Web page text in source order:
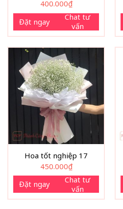
400.000₫
Đặt ngay
Chat tư
vấn
Hoa tốt nghiệp 17
450.000₫
Đặt ngay
Chat tư
vấn